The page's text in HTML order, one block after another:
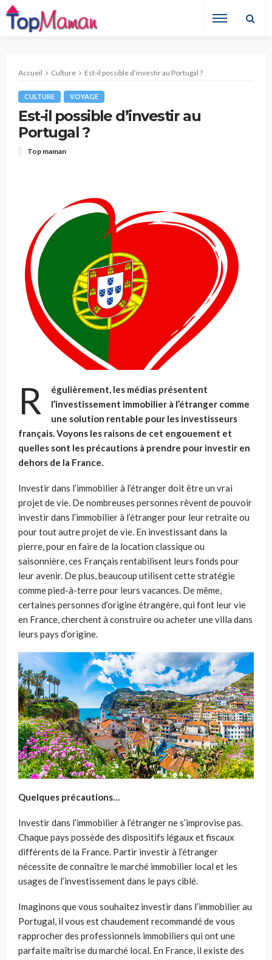
Accueil Culture Est-il possible d’investir au Portugal ?
CULTURE VOYAGE
Est-il possible d’investir au
Portugal ?
Top maman
R
égulièrement, les médias présentent
l’investissement immobilier à l’étranger comme
une solution rentable pour les investisseurs
français. Voyons les raisons de cet engouement et
quelles sont les précautions à prendre pour investir en
dehors de la France.
Investir dans l’immobilier à l’étranger doit être un vrai
projet de vie. De nombreuses personnes rêvent de pouvoir
investir dans l’immobilier à l’étranger pour leur retraite ou
pour tout autre projet de vie. En investissant dans la
pierre, pour en faire de la location classique ou
saisonnière, ces Français rentabilisent leurs fonds pour
leur avenir. De plus, beaucoup utilisent cette stratégie
comme pied-à-terre pour leurs vacances. De même,
certaines personnes d’origine étrangère, qui font leur vie
en France, cherchent à construire ou acheter une villa dans
leurs pays d’origine.
Quelques précautions…
Investir dans l’immobilier à l’étranger ne s’improvise pas.
Chaque pays possède des dispositifs légaux et fiscaux
différents de la France. Partir investir à l’étranger
nécessite de connaître le marché immobilier local et les
usages de l’investissement dans le pays ciblé.
Imaginons que vous souhaitez investir dans l’immobilier au
Portugal, il vous est chaudement recommandé de vous
rapprocher des professionnels immobiliers qui ont une
parfaite maîtrise du marché local. En France, il existe des